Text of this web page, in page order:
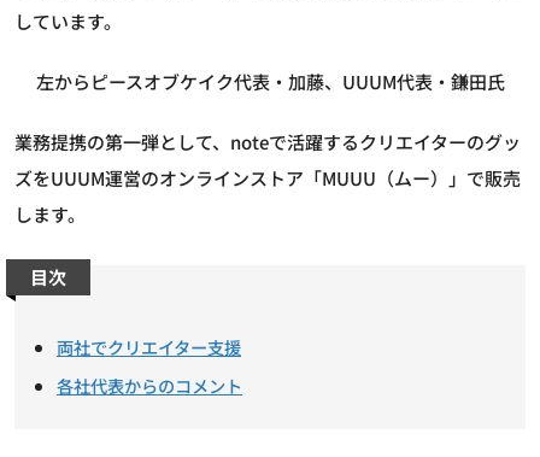
しています。
左からピースオブケイク代表・加藤、UUUM代表・鎌田氏
業務提携の第一弾として、noteで活躍するクリエイターのグッ
ズをUUUM運営のオンラインストア「MUUU（ムー）」で販売
します。
目次
両社でクリエイター支援
各社代表からのコメント